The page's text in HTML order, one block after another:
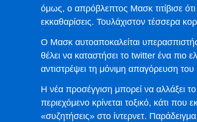
όμως, ο απρόβλεπτος Μασκ τιτίβισε
εκκαθαρίσεις. Τουλάχιστον τέσσερα
Ο Μασκ αυτοαποκαλείται
θέλει να καταστήσει το twitter ένα πιο
αντιστρέψει τη μόνιμη απαγόρευση
Η νέα προσέγγιση μπορεί να αλλάξει
περιεχόμενο κρίνεται τοξικό, κάτι
«συζητήσεις» στο ίντερνετ.